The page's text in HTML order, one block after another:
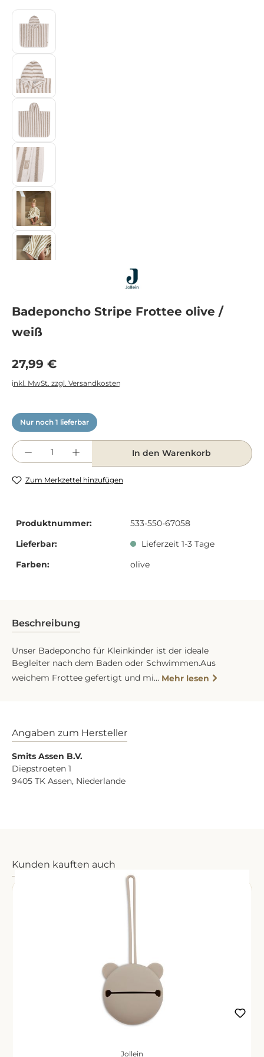
Badeponcho Stripe Frottee olive /
weiß
Regulärer Preis:
27,99 €
inkl. MwSt. zzgl. Versandkosten
Nur noch 1 lieferbar
Produkt Anzahl: Gib den gewünschten
In den Warenkorb
Zum Merkzettel hinzufügen
Produktnummer:
533-550-67058
Lieferbar:
Lieferzeit 1-3 Tage
Farben:
olive
Beschreibung
Unser Badeponcho für Kleinkinder ist der ideale
Begleiter nach dem Baden oder Schwimmen.Aus
weichem Frottee gefertigt und mi… Mehr lesen
Angaben zum Hersteller
Smits Assen B.V.
Diepstroeten 1
9405 TK Assen, Niederlande
Produktgalerie überspringen
Kunden kauften auch
Jollein